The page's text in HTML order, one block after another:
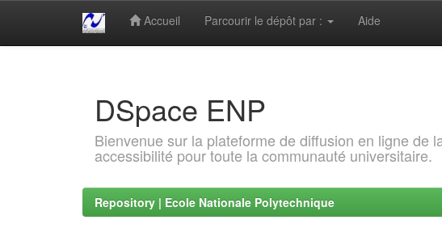
Accueil Parcourir le dépôt par : Aide
DSpace ENP
Bienvenue sur la plateforme de diffusion en ligne de
accessibilité pour toute la communauté universitaire.
Repository | Ecole Nationale Polytechnique